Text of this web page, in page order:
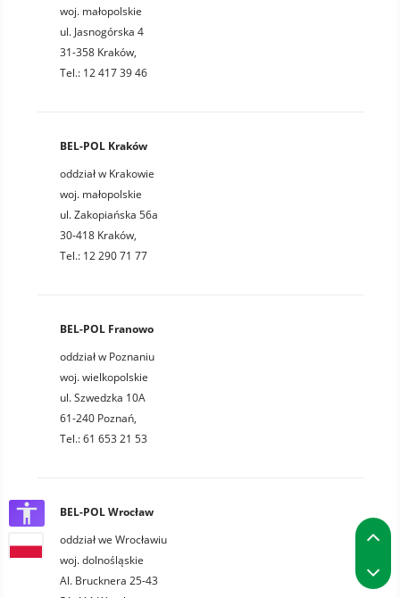
woj. małopolskie
ul. Jasnogórska 4
31-358 Kraków,
Tel.: 12 417 39 46
BEL-POL Kraków
oddział w Krakowie
woj. małopolskie
ul. Zakopiańska 56a
30-418 Kraków,
Tel.: 12 290 71 77
BEL-POL Franowo
oddział w Poznaniu
woj. wielkopolskie
ul. Szwedzka 10A
61-240 Poznań,
Tel.: 61 653 21 53
BEL-POL Wrocław
oddział we Wrocławiu
woj. dolnośląskie
Al. Brucknera 25-43